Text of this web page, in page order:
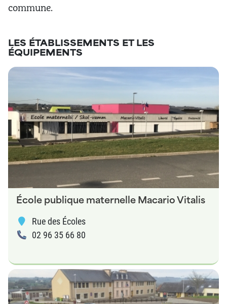
commune.
LES ÉTABLISSEMENTS ET LES
ÉQUIPEMENTS
École publique maternelle Macario Vitalis
Rue des Écoles
02 96 35 66 80